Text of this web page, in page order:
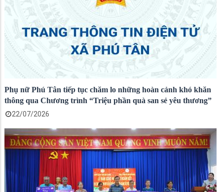
Phụ nữ Phú Tân tiếp tục chăm lo những hoàn cảnh khó khăn
thông qua Chương trình “Triệu phần quà san sẻ yêu thương”
22/07/2026